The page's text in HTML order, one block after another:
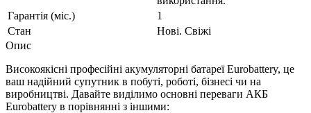
Гарантія (міс.)
1
Стан
Нові. Свіжі
Опис
Високоякісні професійні акумуляторні батареї Eurobattery, це
ваш надійний супутник в побуті, роботі, бізнесі чи на
виробництві. Давайте виділимо основні переваги АКБ
Eurobattery в порівнянні з іншими: